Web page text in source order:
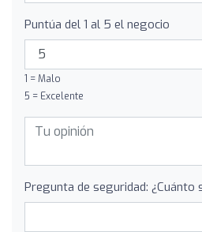
Puntúa del 1 al 5 el negocio
1 = Malo
5 = Excelente
Pregunta de seguridad: ¿Cuánto